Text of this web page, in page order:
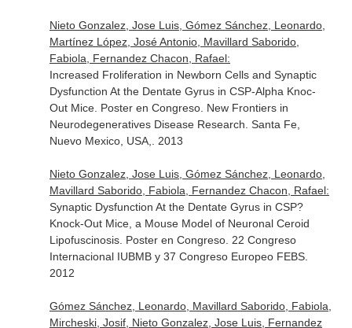
Nieto Gonzalez, Jose Luis, Gómez Sánchez, Leonardo,
Martínez López, José Antonio, Mavillard Saborido,
Fabiola, Fernandez Chacon, Rafael:
Increased Froliferation in Newborn Cells and Synaptic
Dysfunction At the Dentate Gyrus in CSP-Alpha Knoc-
Out Mice. Poster en Congreso. New Frontiers in
Neurodegeneratives Disease Research. Santa Fe,
Nuevo Mexico, USA,. 2013
Nieto Gonzalez, Jose Luis, Gómez Sánchez, Leonardo,
Mavillard Saborido, Fabiola, Fernandez Chacon, Rafael:
Synaptic Dysfunction At the Dentate Gyrus in CSP?
Knock-Out Mice, a Mouse Model of Neuronal Ceroid
Lipofuscinosis. Poster en Congreso. 22 Congreso
Internacional IUBMB y 37 Congreso Europeo FEBS.
2012
Gómez Sánchez, Leonardo, Mavillard Saborido, Fabiola,
Mircheski, Josif, Nieto Gonzalez, Jose Luis, Fernandez